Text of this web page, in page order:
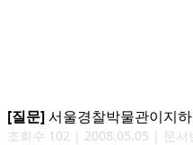
[질문]서울경찰박물관이지
조회수 102 | 2008.05.05 | 문서